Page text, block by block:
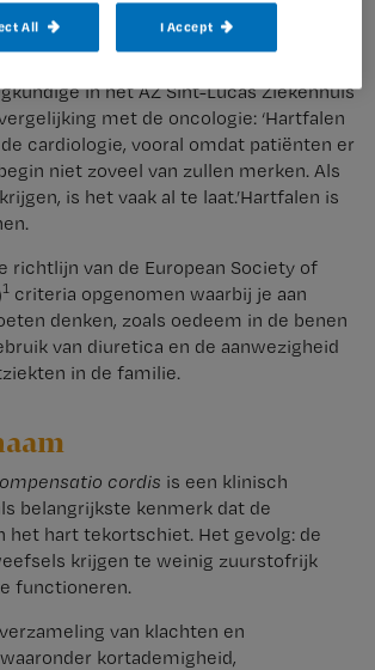
in het AZ Sint-Lucas Ziekenhuis
met de oncologie: ‘Hartfalen
cardiologie, vooral omdat patiënten er
niet zoveel van zullen merken. Als
is het vaak al te laat.’Hartfalen is
richtlijn van de European Society of
1 criteria opgenomen waarbij je aan
denken, zoals oedeem in de benen
van diuretica en de aanwezigheid
in de familie.
cordis is een klinisch
belangrijkste kenmerk dat de
het hart tekortschiet. Het gevolg: de
krijgen te weinig zuurstofrijk
functioneren.
van klachten en
kortademigheid,
All I Accept